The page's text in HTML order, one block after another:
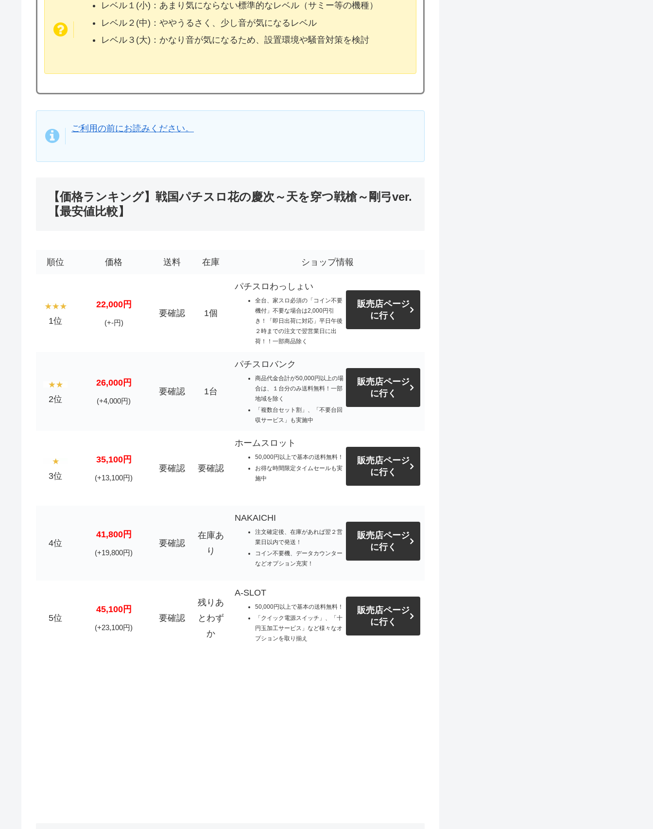
レベル１(小)：あまり気にならない標準的なレベル（サミー等の機種）
レベル２(中)：ややうるさく、少し音が気になるレベル
レベル３(大)：かなり音が気になるため、設置環境や騒音対策を検討
ご利用の前にお読みください。
【価格ランキング】戦国パチスロ花の慶次～天を穿つ戦槍～剛弓ver.
【最安値比較】
順位 価格 送料 在庫 ショップ情報
1位
22,000円
(+-円)
要確認 1個
パチスロわっしょい
全台、家スロ必須の「コイン不要
機付」不要な場合は2,000円引
き！「即日出荷に対応」平日午後
２時までの注文で翌営業日に出
荷！！一部商品除く
販売店ページ
に行く
2位
26,000円
(+4,000円)
要確認 1台
パチスロバンク
商品代金合計が50,000円以上の場
合は、１台分のみ送料無料！一部
地域を除く
「複数台セット割」、「不要台回
収サービス」も実施中
販売店ページ
に行く
3位
35,100円
(+13,100円)
要確認 要確認
ホームスロット
50,000円以上で基本の送料無料！
お得な時間限定タイムセールも実
施中
販売店ページ
に行く
4位
41,800円
(+19,800円)
要確認
在庫あ
り
NAKAICHI
注文確定後、在庫があれば翌２営
業日以内で発送！
コイン不要機、データカウンター
などオプション充実！
販売店ページ
に行く
5位
45,100円
(+23,100円)
要確認
残りあ
とわず
か
A-SLOT
50,000円以上で基本の送料無料！
「クイック電源スイッチ」、「十
円玉加工サービス」など様々なオ
プションを取り揃え
販売店ページ
に行く